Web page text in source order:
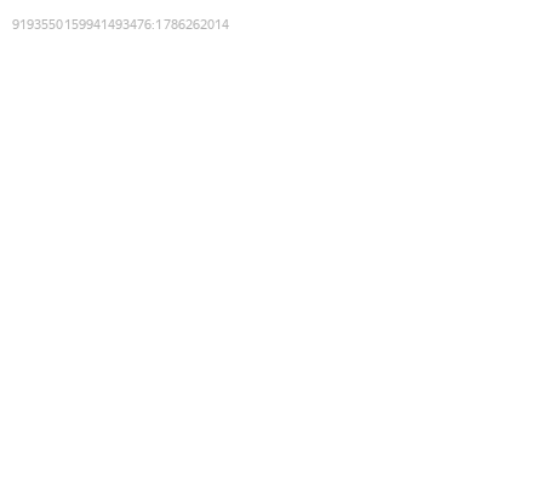
9193550159941493476:1786262014